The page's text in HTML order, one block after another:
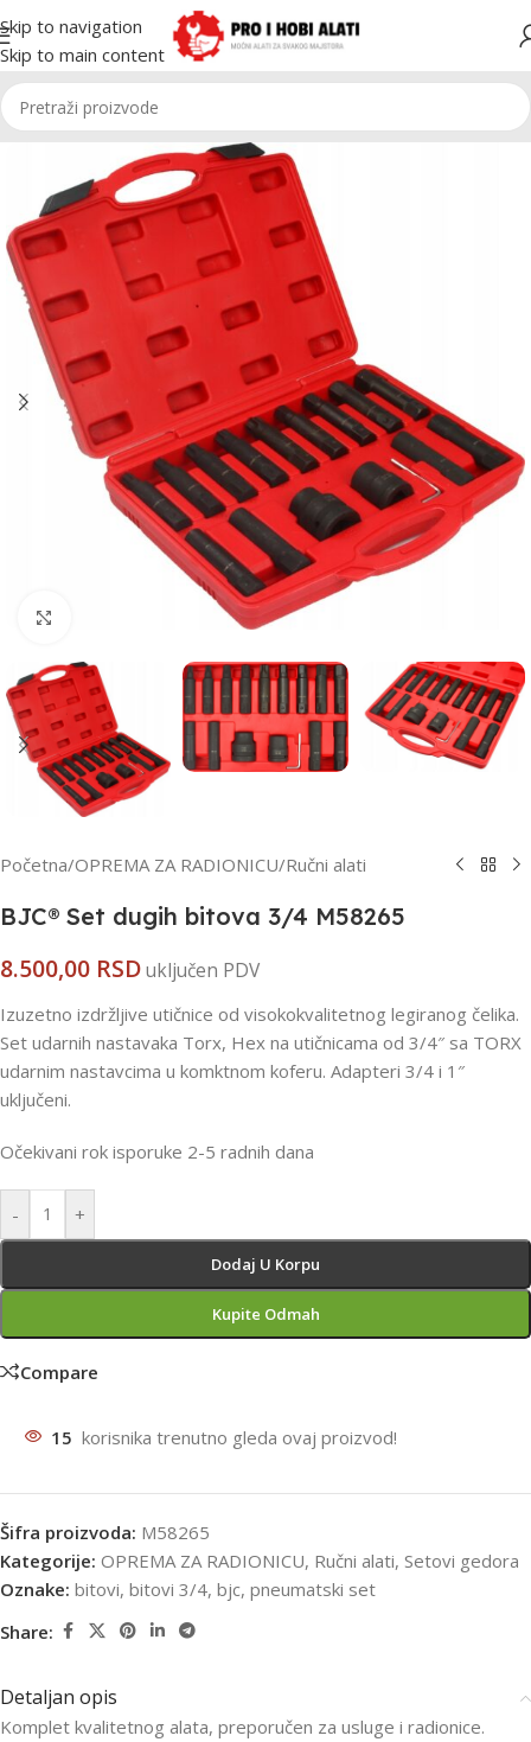
Skip to navigation
Skip to main content
Kliknite za uvećanje
Početna/OPREMA ZA RADIONICU/Ručni alati
BJC® Set dugih bitova 3/4 M58265
8.500,00 RSDuključen PDV
Izuzetno izdržljive utičnice od visokokvalitetnog legiranog čelika.
Set udarnih nastavaka Torx, Hex na utičnicama od 3/4″ sa TORX
udarnim nastavcima u komktnom koferu. Adapteri 3/4 i 1″
uključeni.
Očekivani rok isporuke 2-5 radnih dana
- +
Dodaj U Korpu
Kupite Odmah
Compare
15 korisnika trenutno gleda ovaj proizvod!
Šifra proizvoda: M58265
Kategorije: OPREMA ZA RADIONICU, Ručni alati, Setovi gedora
Oznake: bitovi, bitovi 3/4, bjc, pneumatski set
Share:
Detaljan opis
Komplet kvalitetnog alata, preporučen za usluge i radionice.